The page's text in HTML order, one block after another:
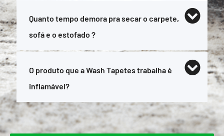
Quanto tempo demora pra secar o carpete,
sofá e o estofado ?
O produto que a Wash Tapetes trabalha é
inflamável?